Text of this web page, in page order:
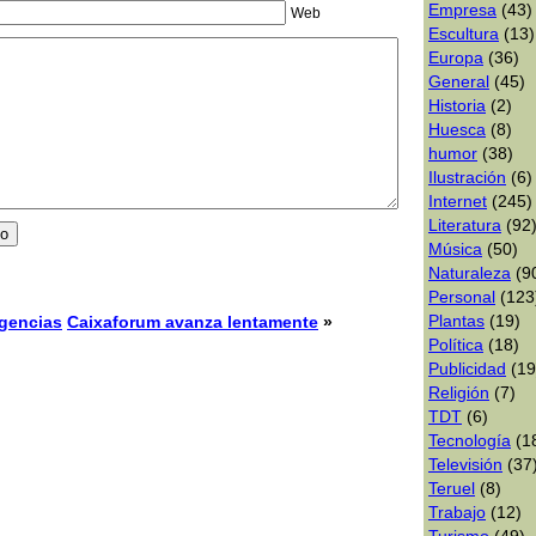
Web
Caixaforum avanza lentamente »
Empresa (43)
Escultura (13)
Europa (36)
General (45)
Historia (2)
Huesca (8)
humor (38)
Ilustración (6)
Internet (245)
Literatura (92)
Música (50)
Naturaleza
Personal
Plantas (19)
Polí­tica (18)
Publicidad
Religión (7)
TDT (6)
Tecnologí­a
Televisión (37)
Teruel (8)
Trabajo (12)